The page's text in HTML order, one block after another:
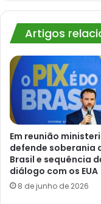
Artigos
Em reunião
defende soberania
Brasil e sequência
diálogo com os EUA
8 de junho de 2026